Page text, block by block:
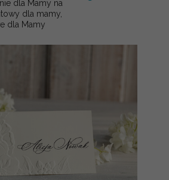
dla Mamy na
dla mamy,
dla Mamy